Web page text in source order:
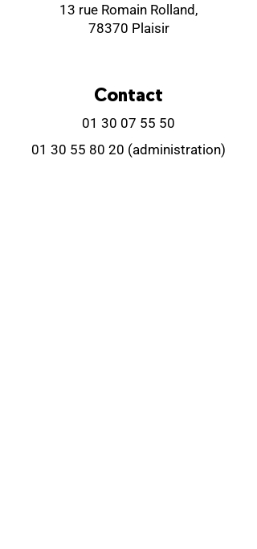
13 rue Romain Rolland,
78370 Plaisir
Contact
01 30 07 55 50
01 30 55 80 20 (administration)